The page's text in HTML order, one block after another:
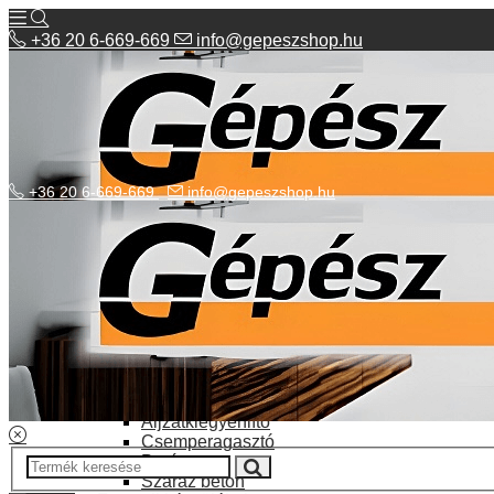
+36 20 6-669-669 info@gepeszshop.hu
Kategóriák menü
Bolhapiac
Burkolatok
Elektromos fűtés
Építkezés, fejújítás
Alapozó festék
Aljzatkiegyenlítő
Csemperagasztó
Poráru
Száraz beton
+36 20 6-669-669 info@gepeszshop.hu